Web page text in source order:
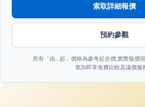
索取詳細報價
預約參觀
所有「由…起」價格為參考起步價,實際報價視
查詢即享免費比較及議價服